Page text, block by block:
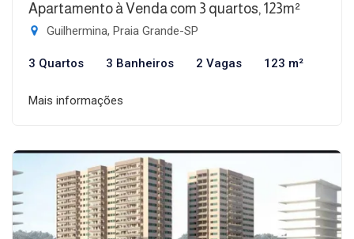
Apartamento à Venda com 3 quartos, 123m²
Guilhermina, Praia Grande-SP
3 Quartos 3 Banheiros 2 Vagas 123 m²
Mais informações